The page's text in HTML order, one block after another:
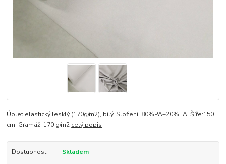
Úplet elastický lesklý (170g/m2), bílý, Složení: 80%PA+20%EA, Šíře:150
cm, Gramáž: 170 g/m2 celý popis
Dostupnost Skladem